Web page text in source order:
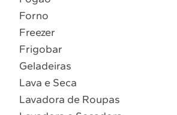
Localizar
9º Lava Seca
Forno
Freezer
Frigobar
Geladeiras
Lava e Seca
Lavadora de Roupas